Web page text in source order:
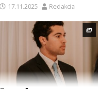
17.11.2025 Redakcia